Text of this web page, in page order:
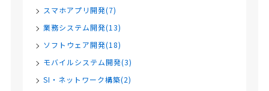
スマホアプリ開発(7)
業務システム開発(13)
ソフトウェア開発(18)
モバイルシステム開発(3)
SI・ネットワーク構築(2)